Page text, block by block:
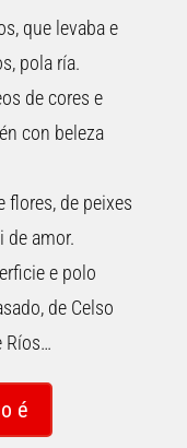
que levaba e
pola ría.
de cores e
con beleza
flores, de peixes
de amor.
e polo
de Celso
Ríos…
é